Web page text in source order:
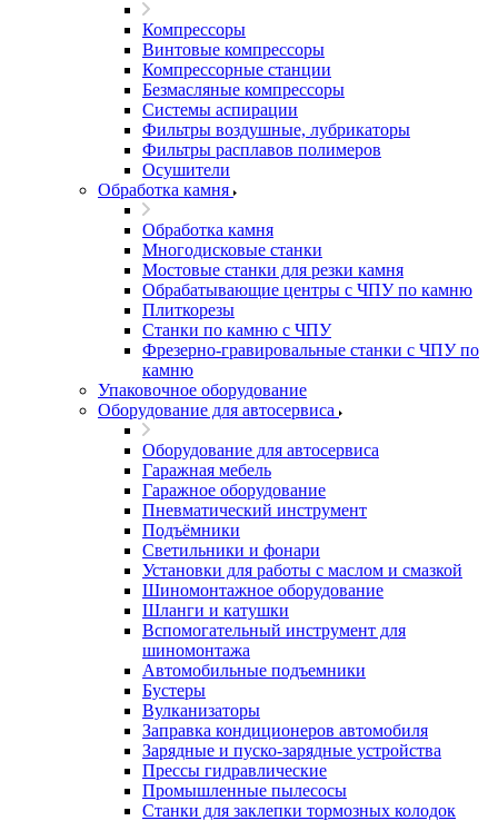
Компрессоры
Винтовые компрессоры
Компрессорные станции
Безмасляные компрессоры
Системы аспирации
Фильтры воздушные, лубрикаторы
Фильтры расплавов полимеров
Осушители
Обработка камня
Обработка камня
Многодисковые станки
Мостовые станки для резки камня
Обрабатывающие центры с ЧПУ по камню
Плиткорезы
Станки по камню с ЧПУ
Фрезерно-гравировальные станки с ЧПУ по
камню
Упаковочное оборудование
Оборудование для автосервиса
Оборудование для автосервиса
Гаражная мебель
Гаражное оборудование
Пневматический инструмент
Подъёмники
Светильники и фонари
Установки для работы с маслом и смазкой
Шиномонтажное оборудование
Шланги и катушки
Вспомогательный инструмент для
шиномонтажа
Автомобильные подъемники
Бустеры
Вулканизаторы
Заправка кондиционеров автомобиля
Зарядные и пуско-зарядные устройства
Прессы гидравлические
Промышленные пылесосы
Станки для заклепки тормозных колодок